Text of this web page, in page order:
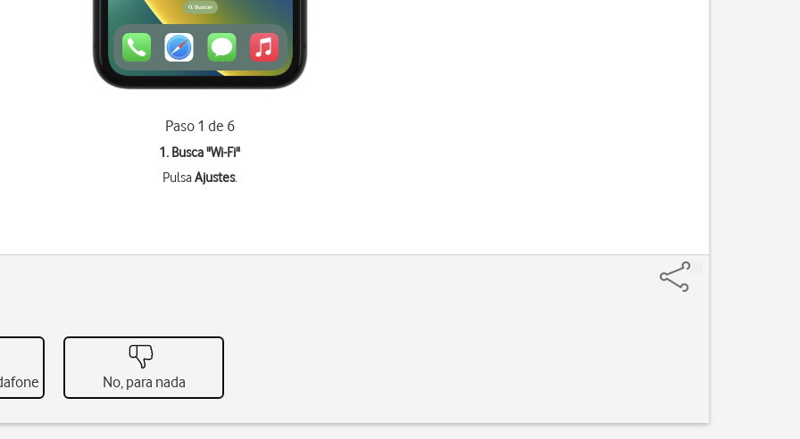
Paso 1 de 6
1. Busca "Wi-Fi"
PulsaAjustes.
No, para nada